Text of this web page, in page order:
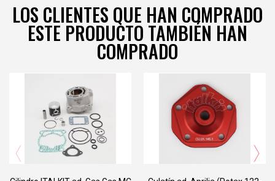
LOS CLIENTES QUE HAN COMPRADO
ESTE PRODUCTO TAMBIÉN HAN
COMPRADO